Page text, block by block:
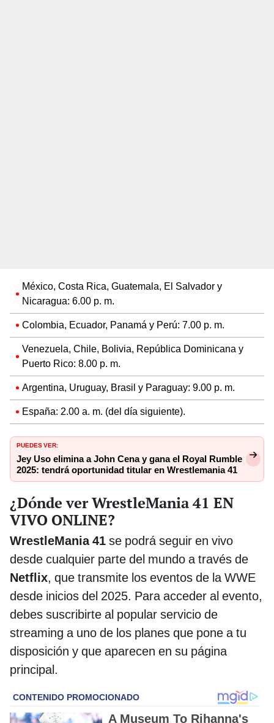
México, Costa Rica, Guatemala, El Salvador y
Nicaragua: 6.00 p. m.
Colombia, Ecuador, Panamá y Perú: 7.00 p. m.
Venezuela, Chile, Bolivia, República Dominicana y
Puerto Rico: 8.00 p. m.
Argentina, Uruguay, Brasil y Paraguay: 9.00 p. m.
España: 2.00 a. m. (del día siguiente).
PUEDES VER:
Jey Uso elimina a John Cena y gana el Royal Rumble
2025: tendrá oportunidad titular en Wrestlemania 41
¿Dónde ver WrestleMania 41 EN
VIVO ONLINE?
WrestleMania 41 se podrá seguir en vivo
desde cualquier parte del mundo a través de
Netflix, que transmite los eventos de la WWE
desde inicios del 2025. Para acceder al evento,
debes suscribirte al popular servicio de
streaming a uno de los planes que pone a tu
disposición y que aparecen en su página
principal.